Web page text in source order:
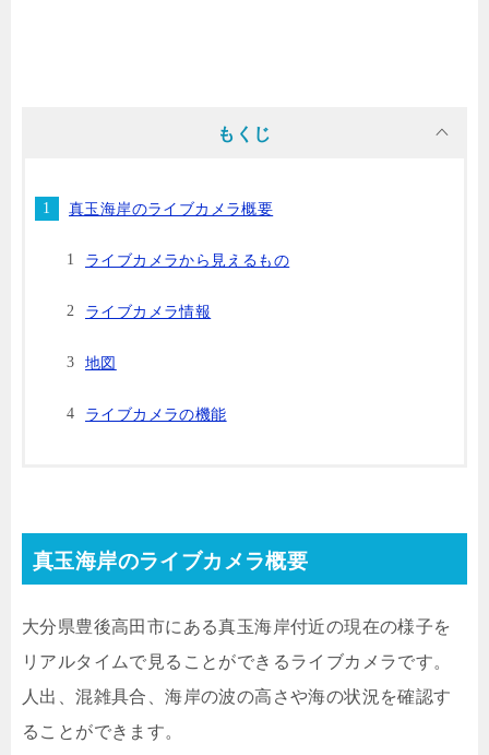
もくじ
真玉海岸のライブカメラ概要
ライブカメラから見えるもの
ライブカメラ情報
地図
ライブカメラの機能
真玉海岸のライブカメラ概要
大分県豊後高田市にある真玉海岸付近の現在の様子を
リアルタイムで見ることができるライブカメラです。
人出、混雑具合、海岸の波の高さや海の状況を確認す
ることができます。